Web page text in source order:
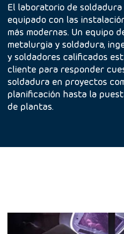
El laboratorio de
equipado con las
más modernas. Un equipo
metalurgia y soldadura,
y soldadores calificados
cliente para responder
soldadura en proyectos
planificación hasta la
de plantas.